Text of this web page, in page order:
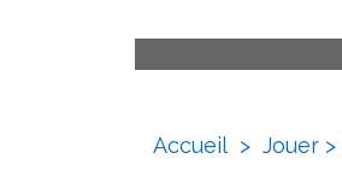
Accueil > Jouer >